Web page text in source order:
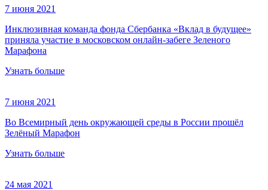
7 июня 2021
Инклюзивная команда фонда Сбербанка «Вклад в будущее»
приняла участие в московском онлайн-забеге Зеленого
Марафона
Узнать больше
7 июня 2021
Во Всемирный день окружающей среды в России прошёл
Зелёный Марафон
Узнать больше
24 мая 2021